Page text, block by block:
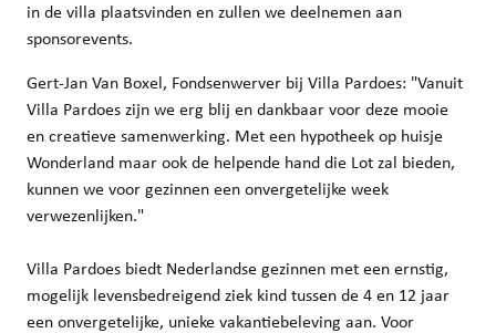
in de villa plaatsvinden en zullen we deelnemen aan
sponsorevents.
Gert-Jan Van Boxel, Fondsenwerver bij Villa Pardoes: "Vanuit
Villa Pardoes zijn we erg blij en dankbaar voor deze mooie
en creatieve samenwerking. Met een hypotheek op huisje
Wonderland maar ook de helpende hand die Lot zal bieden,
kunnen we voor gezinnen een onvergetelijke week
verwezenlijken."
Villa Pardoes biedt Nederlandse gezinnen met een ernstig,
mogelijk levensbedreigend ziek kind tussen de 4 en 12 jaar
een onvergetelijke, unieke vakantiebeleving aan. Voor